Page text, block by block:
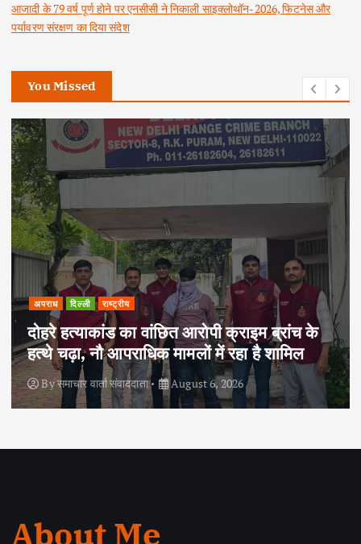
आजादी के 79 वर्ष पूर्ण होने पर एनसीसी ने निकाली साइक्लोथॉन-2026, फिटनेस और
पर्यावरण संरक्षण का दिया संदेश
You Missed
अपराध दिल्ली राष्ट्रीय
दोहरे हत्याकांड का वांछित आरोपी क्राइम ब्रांच के
हत्थे चढ़ा, नौ आपराधिक मामलों में रहा है शामिल
Byसमाचार वार्ता संवाददाता August 6, 2026
About Me